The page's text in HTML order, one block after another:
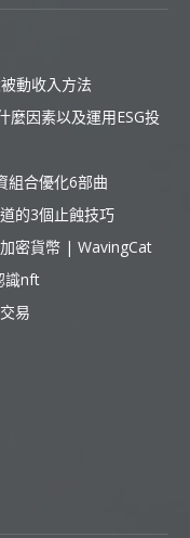
動收入方法
麼因素以及運用ESG投
組合優化6部曲
的3個止蝕技巧
加密貨幣 | WavingCat
識nft
易